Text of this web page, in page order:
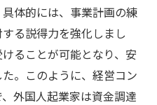
体的には、事業計画の練
る説得力を強化しまし
ることが可能となり、安
。このように、経営コン
外国人起業家は資金調達